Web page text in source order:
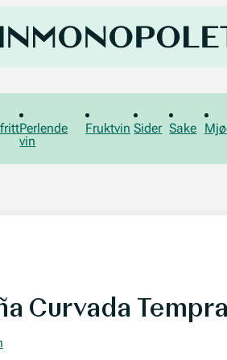
Perlende
vin
Fruktvin Sider Sake
Curvada